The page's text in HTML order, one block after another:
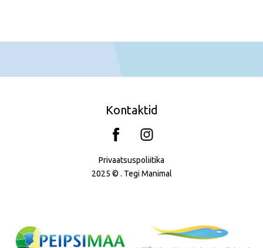
Kontaktid
Privaatsuspoliitika
2025 © . Tegi Manimal